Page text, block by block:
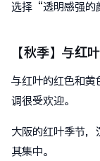
选择“透明感强的
【秋季】与红
与红叶的红色和黄
调很受欢迎。
大阪的红叶季节，
其集中。